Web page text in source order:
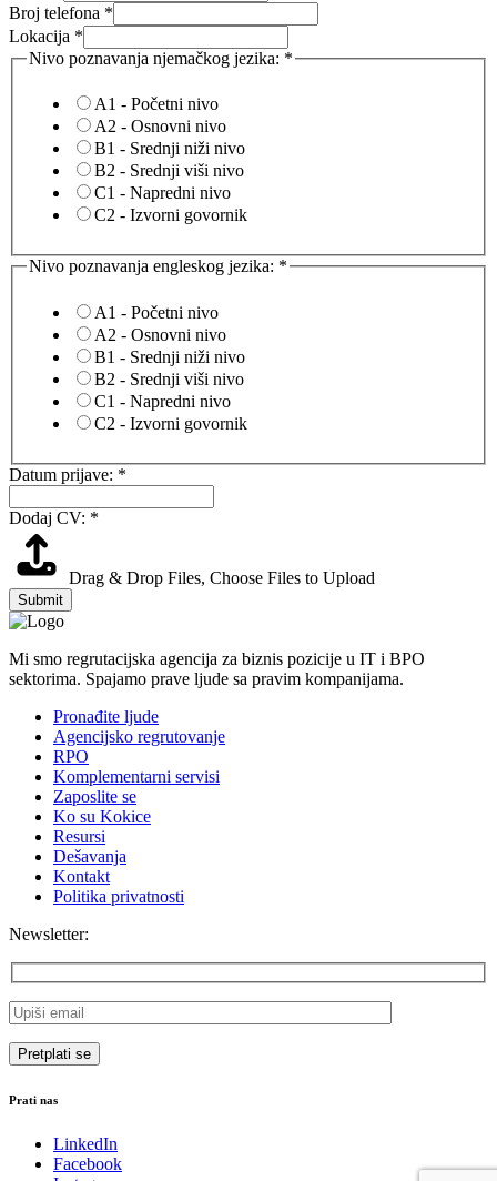
Broj telefona *
Lokacija *
Nivo poznavanja njemačkog jezika: *
A1 - Početni nivo
A2 - Osnovni nivo
B1 - Srednji niži nivo
B2 - Srednji viši nivo
C1 - Napredni nivo
C2 - Izvorni govornik
Nivo poznavanja engleskog jezika: *
A1 - Početni nivo
A2 - Osnovni nivo
B1 - Srednji niži nivo
B2 - Srednji viši nivo
C1 - Napredni nivo
C2 - Izvorni govornik
Nivo
prijave:
Datum prijave: *
Dodaj CV: *
Drag & Drop Files, Choose Files to Upload
Submit
Mi smo regrutacijska agencija za biznis pozicije u IT i BPO
sektorima. Spajamo prave ljude sa pravim kompanijama.
Pronađite ljude
Agencijsko regrutovanje
RPO
Komplementarni servisi
Zaposlite se
Ko su Kokice
Resursi
Dešavanja
Kontakt
Politika privatnosti
Newsletter:
Prati nas
LinkedIn
Facebook